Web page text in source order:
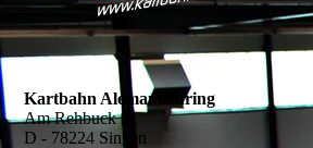
Kartbahn Alemannenring
Am Rehbuck 2
D - 78224 Singen